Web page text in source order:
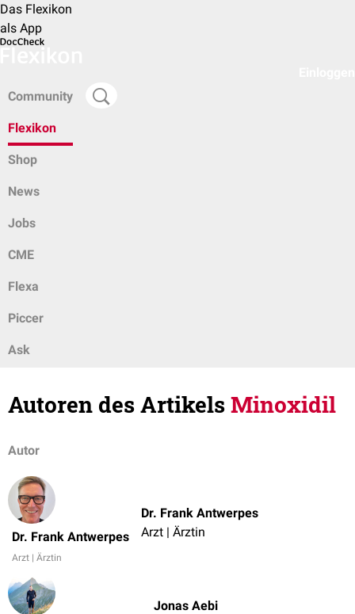
Das Flexikon
als App
Community
Flexikon
Shop
News
Jobs
CME
Flexa
Piccer
Ask
Autoren des ArtikelsMinoxidil
Autor
Dr. Frank Antwerpes
Arzt | Ärztin
Dr. Frank Antwerpes
Arzt | Ärztin
Jonas Aebi